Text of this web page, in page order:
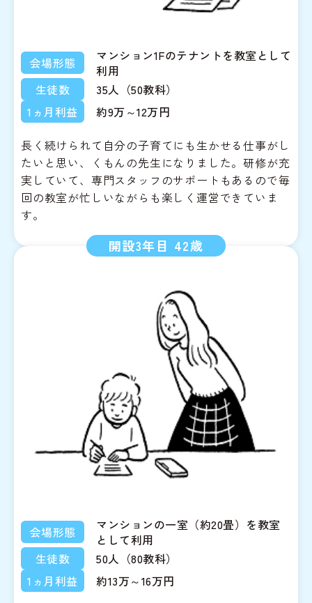
会場形態
マンション1Fのテナントを教室として
利用
生徒数
35人（50教科）
1ヵ月利益
約9万～12万円
長く続けられて自分の子育てにも生かせる仕事がし
たいと思い、くもんの先生になりました。研修が充
実していて、専門スタッフのサポートもあるので毎
回の教室が忙しいながらも楽しく運営できていま
す。
開設3年目 42歳
会場形態
マンションの一室（約20畳）を教室
として利用
生徒数
50人（80教科）
1ヵ月利益
約13万～16万円